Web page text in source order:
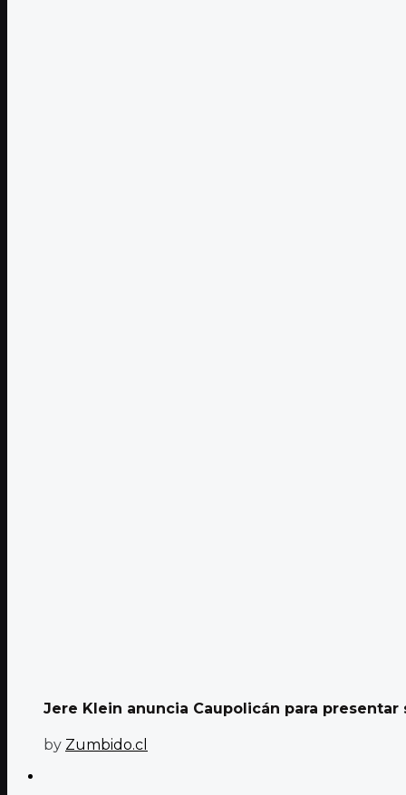
Jere Klein anuncia Caupolicán para presentar
by Zumbido.cl